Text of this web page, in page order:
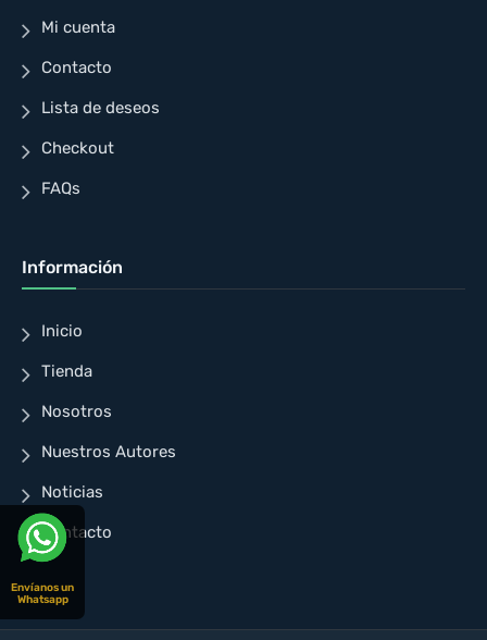
Mi cuenta
Contacto
Lista de deseos
Checkout
FAQs
Información
Inicio
Tienda
Nosotros
Nuestros Autores
Noticias
Contacto
Envíanos un
Whatsapp